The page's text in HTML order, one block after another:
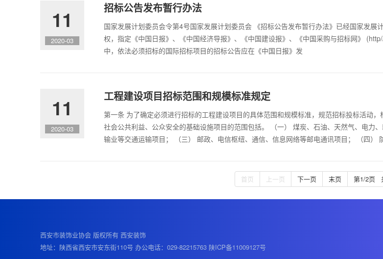
11
2020-03
招标公告发布暂行办法
国家发展计划委员会令第4号国家发展计划委员会 《招标公告发布暂行办法》已经国家发
权，指定《中国日报》、《中国经济导报》、《中国建设报》、《中国采购与招标网》
中，依法必须招标的国际招标项目的招标公告应在《中国日报》发
11
2020-03
工程建设项目招标范围和规模标准规定
第一条 为了确定必须进行招标的工程建设项目的具体范围和规模标准，规范招标投标活动
社会公共利益、公众安全的基础设施项目的范围包括。 （一） 煤炭、石油、天然气、电力
输业等交通运输项目； （三） 邮政、电信枢纽、通信、信息网络等邮电通讯项目； （四）
首页 上一页 下一页 末页 第1/2页
西安市装饰业协会 版权所有 西安装饰
地址：陕西省西安市安东街110号 办公电话：029-82215763 陕ICP备11009127号